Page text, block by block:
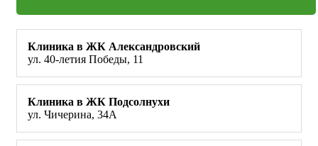
Клиника в ЖК Александровский
ул. 40-летия Победы, 11
Клиника в ЖК Подсолнухи
ул. Чичерина, 34А